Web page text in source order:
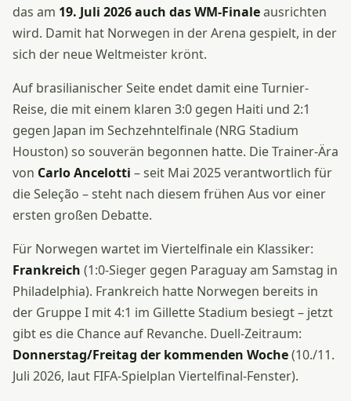
das am 19. Juli 2026 auch das WM-Finaleausrichten
wird. Damit hat Norwegen in der Arena gespielt, in der
sich der neue Weltmeister krönt.
Auf brasilianischer Seite endet damit eine Turnier-
Reise, die mit einem klaren 3:0 gegen Haiti und 2:1
gegen Japan im Sechzehntelfinale (NRG Stadium
Houston) so souverän begonnen hatte. Die Trainer-Ära
von Carlo Ancelotti – seit Mai 2025 verantwortlich für
die Seleção – steht nach diesem frühen Aus vor einer
ersten großen Debatte.
Für Norwegen wartet im Viertelfinale ein Klassiker:
Frankreich (1:0-Sieger gegen Paraguay am Samstag in
Philadelphia). Frankreich hatte Norwegen bereits in
der Gruppe I mit 4:1 im Gillette Stadium besiegt – jetzt
gibt es die Chance auf Revanche. Duell-Zeitraum:
Donnerstag/Freitag der kommenden Woche(10./11.
Juli 2026, laut FIFA-Spielplan Viertelfinal-Fenster).